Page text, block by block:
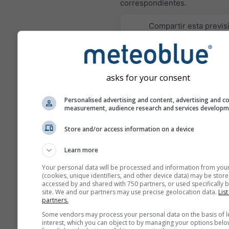
correspondientes.
Compartir esta
meteoMail -
Reciba gratuitamente avisos
asks for your consent
Personalised advertising and content, advertising and
measurement, audience research and services
Store and/or access information on a device
Learn more
Your personal data will be processed and information from
(cookies, unique identifiers, and other device data) may be
accessed by and shared with 750 partners, or used specifically
site. We and our partners may use precise geolocation data.
partners.
Some vendors may process your personal data on the basis of
interest, which you can object to by managing your options